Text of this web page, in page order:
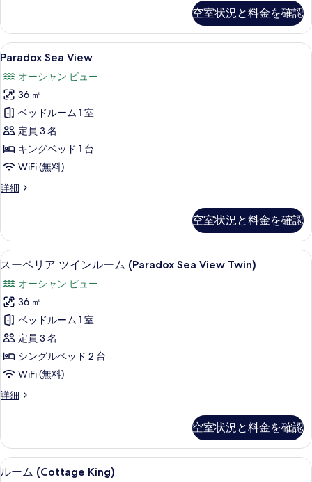
示
す
る
細
空室状況と料金を確認
Paradox
Sea
View
の
す
べ
て
の
写
表
示
す
る
高級寝具、セーフティボックス (室
6
Paradox Sea View
オーシャン ビュー
36 ㎡
ベッドルーム 1 室
定員 3 名
キングベッド 1 台
WiFi (無料)
詳細
Paradox
詳
細
空室状況と料金を確認
ス
ペ
リ
ア
ツ
イ
ン
ル
ム
(Paradox
Sea
スーペリア ツインルーム (Paradox
6
スーペリア ツインルーム (Paradox Sea View Twin)
オーシャン ビュー
36 ㎡
ベッドルーム 1 室
定員 3 名
シングルベッド 2 台
WiFi (無料)
詳細
ス
ア
ツ
イ
空室状況と料金を確認
ル
高級寝具、セーフティボックス (室
5
ルーム (Cottage King)